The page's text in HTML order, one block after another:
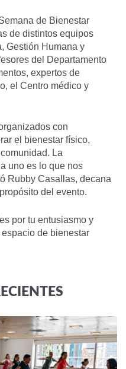
de Bienestar
de distintos equipos
Gestión Humana y
del Departamento
expertos de
el Centro médico y
con
el bienestar físico,
La
uno es lo que nos
Rubby Casallas, decana
del evento.
por tu entusiasmo y
de bienestar